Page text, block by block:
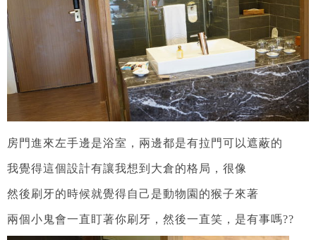
房門進來左手邊是浴室，兩邊都是有拉門可以遮蔽的
我覺得這個設計有讓我想到大倉的格局，很像
然後刷牙的時候就覺得自己是動物園的猴子來著
兩個小鬼會一直盯著你刷牙，然後一直笑，是有事嗎??